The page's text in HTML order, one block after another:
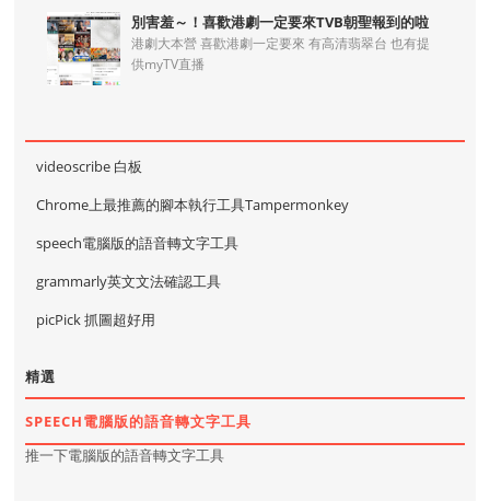
別害羞～！喜歡港劇一定要來TVB朝聖報到的啦
港劇大本營 喜歡港劇一定要來 有高清翡翠台 也有提
供myTV直播
videoscribe 白板
Chrome上最推薦的腳本執行工具Tampermonkey
speech電腦版的語音轉文字工具
grammarly英文文法確認工具
picPick 抓圖超好用
精選
SPEECH電腦版的語音轉文字工具
推一下電腦版的語音轉文字工具